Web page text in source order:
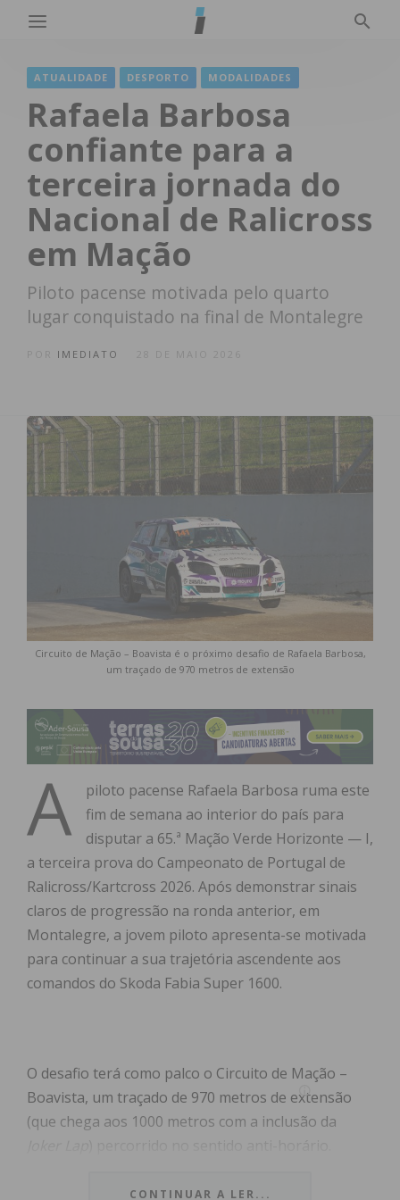
ATUALIDADE DESPORTO MODALIDADES
Rafaela Barbosa
confiante para a
terceira jornada do
Nacional de Ralicross
em Mação
Piloto pacense motivada pelo quarto
lugar conquistado na final de Montalegre
IMEDIATO 28 DE MAIO 2026
Circuito de Mação – Boavista é o próximo desafio de Rafaela Barbosa,
um traçado de 970 metros de extensão
A
piloto pacense Rafaela Barbosa ruma este
fim de semana ao interior do país para
disputar a 65.ª Mação Verde Horizonte — I,
a terceira prova do Campeonato de Portugal de
Ralicross/Kartcross 2026. Após demonstrar sinais
claros de progressão na ronda anterior, em
Montalegre, a jovem piloto apresenta-se motivada
para continuar a sua trajetória ascendente aos
comandos do Skoda Fabia Super 1600.
O desafio terá como palco o Circuito de Mação –
Boavista, um traçado de 970 metros de extensão
(que chega aos 1000 metros com a inclusão da
exigente — composta por 64% de terra e 36% de
CONTINUAR A LER...